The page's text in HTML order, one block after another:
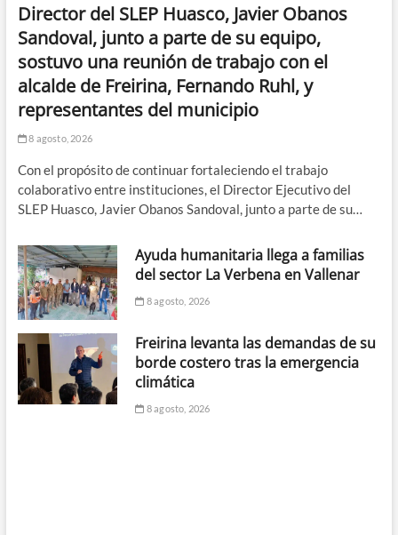
Director del SLEP Huasco, Javier Obanos
Sandoval, junto a parte de su equipo,
sostuvo una reunión de trabajo con el
alcalde de Freirina, Fernando Ruhl, y
representantes del municipio
8 agosto, 2026
Con el propósito de continuar fortaleciendo el trabajo
colaborativo entre instituciones, el Director Ejecutivo del
SLEP Huasco, Javier Obanos Sandoval, junto a parte de su…
Ayuda humanitaria llega a familias
del sector La Verbena en Vallenar
8 agosto, 2026
Freirina levanta las demandas de su
borde costero tras la emergencia
climática
8 agosto, 2026